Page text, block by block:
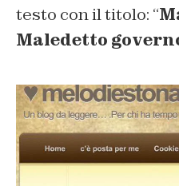
testo con il titolo: “
Maledetto